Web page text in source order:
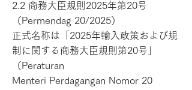
2.2 商務大臣規則2025年第20号
（Permendag 20/2025）
正式名称は「2025年輸入政策および規
制に関する商務大臣規則第20号」
（Peraturan
Menteri Perdagangan Nomor 20